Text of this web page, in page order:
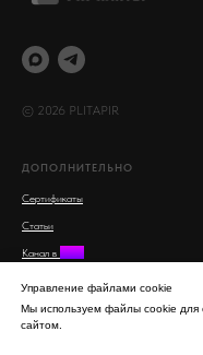
© 2026 PLITAPIR
ДОПОЛНИТЕЛЬНО
Сертификаты
Статьи
Канал в MAX
Управление файлами cookie
Мы используем файлы cookie для
сайтом.